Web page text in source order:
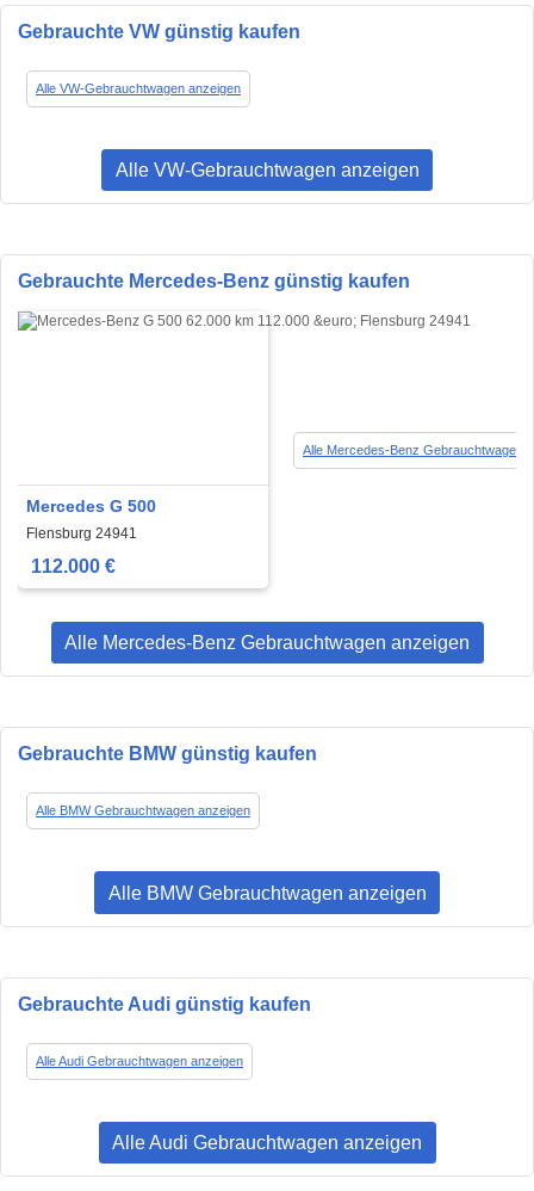
Gebrauchte VW günstig kaufen
Alle VW-Gebrauchtwagen anzeigen
Alle VW-Gebrauchtwagen anzeigen
Gebrauchte Mercedes-Benz günstig kaufen
Mercedes G 500
Flensburg 24941
112.000 €
Alle Mercedes-Benz Gebrauchtwagen
Alle Mercedes-Benz Gebrauchtwagen anzeigen
Gebrauchte BMW günstig kaufen
Alle BMW Gebrauchtwagen anzeigen
Alle BMW Gebrauchtwagen anzeigen
Gebrauchte Audi günstig kaufen
Alle Audi Gebrauchtwagen anzeigen
Alle Audi Gebrauchtwagen anzeigen